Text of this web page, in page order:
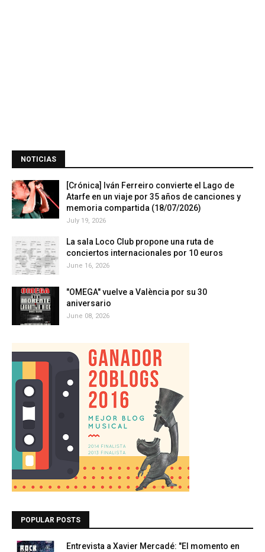
NOTICIAS
[Crónica] Iván Ferreiro convierte el Lago de
Atarfe en un viaje por 35 años de canciones y
memoria compartida (18/07/2026)
July 19, 2026
La sala Loco Club propone una ruta de
conciertos internacionales por 10 euros
June 16, 2026
"OMEGA" vuelve a València por su 30
aniversario
June 08, 2026
POPULAR POSTS
Entrevista a Xavier Mercadé: "El momento en